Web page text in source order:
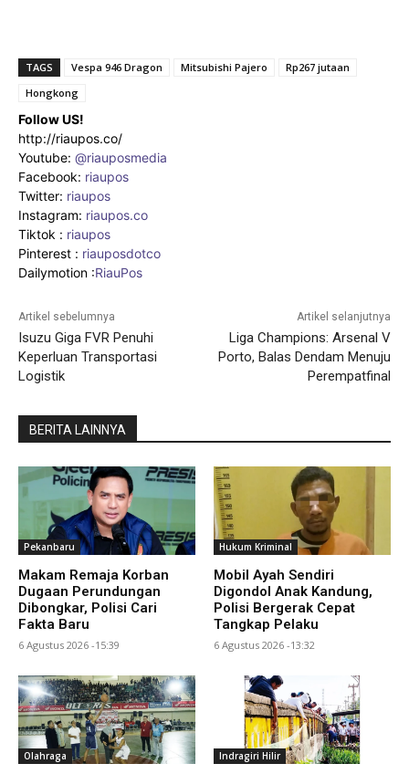
TAGS Vespa 946 Dragon Mitsubishi Pajero
Rp267 jutaan
Hongkong
Follow US!
http://riaupos.co/
Youtube: @riauposmedia
Facebook: riaupos
Twitter: riaupos
Instagram: riaupos.co
Tiktok : riaupos
Pinterest : riauposdotco
Dailymotion :RiauPos
Artikel sebelumnya
Isuzu Giga FVR Penuhi
Keperluan Transportasi
Logistik
Artikel selanjutnya
Liga Champions: Arsenal V
Porto, Balas Dendam Menuju
Perempatfinal
BERITA LAINNYA
Pekanbaru
Makam Remaja Korban
Dugaan Perundungan
Dibongkar, Polisi Cari
Fakta Baru
6 Agustus 2026 -15:39
Hukum Kriminal
Mobil Ayah Sendiri
Digondol Anak Kandung,
Polisi Bergerak Cepat
Tangkap Pelaku
6 Agustus 2026 -13:32
Olahraga Indragiri Hilir